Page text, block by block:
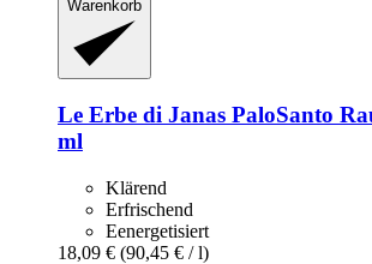
Warenkorb
Le Erbe di Janas PaloSanto
ml
Klärend
Erfrischend
Eenergetisiert
18,09 € (90,45 € / l)